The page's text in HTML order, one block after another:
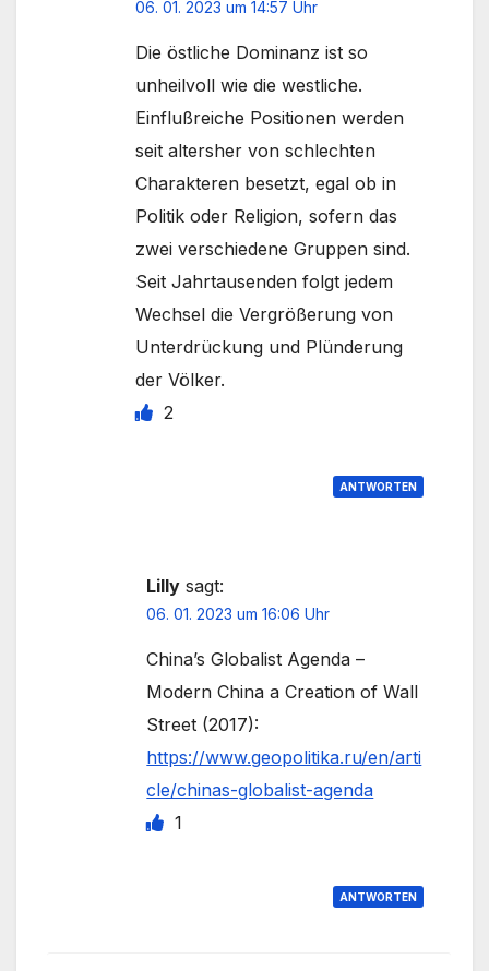
06. 01. 2023 um 14:57 Uhr
Die östliche Dominanz ist so
unheilvoll wie die westliche.
Einflußreiche Positionen werden
seit altersher von schlechten
Charakteren besetzt, egal ob in
Politik oder Religion, sofern das
zwei verschiedene Gruppen sind.
Seit Jahrtausenden folgt jedem
Wechsel die Vergrößerung von
Unterdrückung und Plünderung
der Völker.
2
ANTWORTEN
Lilly sagt:
06. 01. 2023 um 16:06 Uhr
China’s Globalist Agenda –
Modern China a Creation of Wall
Street (2017):
https://www.geopolitika.ru/en/arti
cle/chinas-globalist-agenda
1
ANTWORTEN